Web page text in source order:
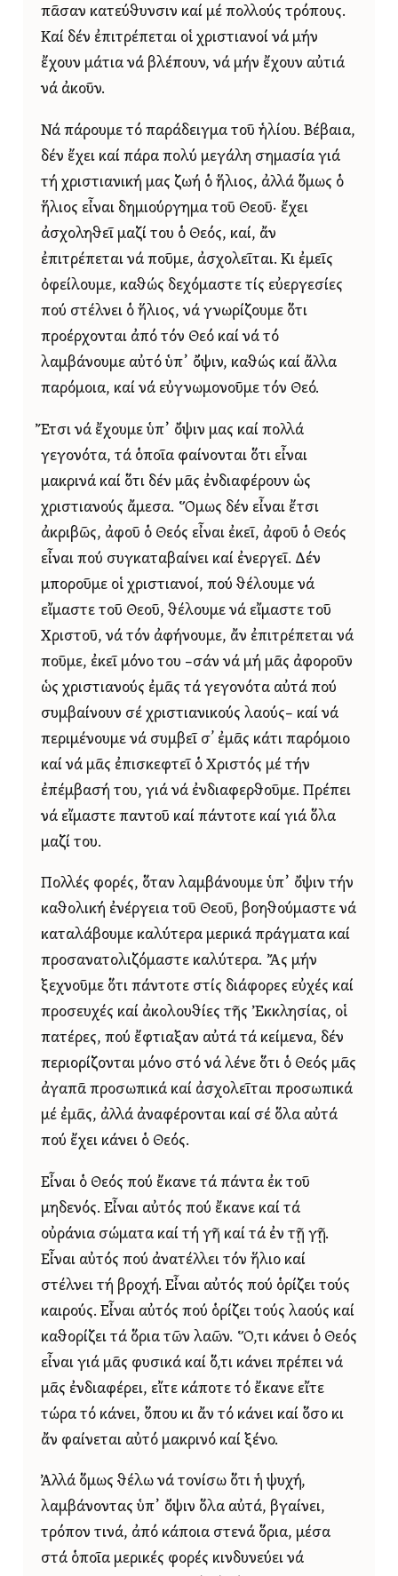
πᾶσαν κατεύθυνσιν καί μέ πολλούς τρόπους.
Καί δέν ἐπιτρέπεται οἱ χριστιανοί νά μήν
ἔχουν μάτια νά βλέπουν, νά μήν ἔχουν αὐτιά
νά ἀκοῦν.
Νά πάρουμε τό παράδειγμα τοῦ ἡλίου. Βέβαια,
δέν ἔχει καί πάρα πολύ μεγάλη σημασία γιά
τή χριστιανική μας ζωή ὁ ἥλιος, ἀλλά ὅμως ὁ
ἥλιος εἶναι δημιούργημα τοῦ Θεοῦ· ἔχει
ἀσχοληθεῖ μαζί του ὁ Θεός, καί, ἄν
ἐπιτρέπεται νά ποῦμε, ἀσχολεῖται. Κι ἐμεῖς
ὀφείλουμε, καθώς δεχόμαστε τίς εὐεργεσίες
πού στέλνει ὁ ἥλιος, νά γνωρίζουμε ὅτι
προέρχονται ἀπό τόν Θεό καί νά τό
λαμβάνουμε αὐτό ὑπ᾿ ὄψιν, καθώς καί ἄλλα
παρόμοια, καί νά εὐγνωμονοῦμε τόν Θεό.
Ἔτσι νά ἔχουμε ὑπ᾿ ὄψιν μας καί πολλά
γεγονότα, τά ὁποῖα φαίνονται ὅτι εἶναι
μακρινά καί ὅτι δέν μᾶς ἐνδιαφέρουν ὡς
χριστιανούς ἄμεσα. Ὅμως δέν εἶναι ἔτσι
ἀκριβῶς, ἀφοῦ ὁ Θεός εἶναι ἐκεῖ, ἀφοῦ ὁ Θεός
εἶναι πού συγκαταβαίνει καί ἐνεργεῖ. Δέν
μποροῦμε οἱ χριστιανοί, πού θέλουμε νά
εἴμαστε τοῦ Θεοῦ, θέλουμε νά εἴμαστε τοῦ
Χριστοῦ, νά τόν ἀφήνουμε, ἄν ἐπιτρέπεται νά
ποῦμε, ἐκεῖ μόνο του –σάν νά μή μᾶς ἀφοροῦν
ὡς χριστιανούς ἐμᾶς τά γεγονότα αὐτά πού
συμβαίνουν σέ χριστιανικούς λαούς– καί νά
περιμένουμε νά συμβεῖ σ’ ἐμᾶς κάτι παρόμοιο
καί νά μᾶς ἐπισκεφτεῖ ὁ Χριστός μέ τήν
ἐπέμβασή του, γιά νά ἐνδιαφερθοῦμε. Πρέπει
νά εἴμαστε παντοῦ καί πάντοτε καί γιά ὅλα
μαζί του.
Πολλές φορές, ὅταν λαμβάνουμε ὑπ᾿ ὄψιν τήν
καθολική ἐνέργεια τοῦ Θεοῦ, βοηθούμαστε νά
καταλάβουμε καλύτερα μερικά πράγματα καί
προσανατολιζόμαστε καλύτερα. Ἄς μήν
ξεχνοῦμε ὅτι πάντοτε στίς διάφορες εὐχές καί
προσευχές καί ἀκολουθίες τῆς Ἐκκλησίας, οἱ
πατέρες, πού ἔφτιαξαν αὐτά τά κείμενα, δέν
περιορίζονται μόνο στό νά λένε ὅτι ὁ Θεός μᾶς
ἀγαπᾶ προσωπικά καί ἀσχολεῖται προσωπικά
μέ ἐμᾶς, ἀλλά ἀναφέρονται καί σέ ὅλα αὐτά
πού ἔχει κάνει ὁ Θεός.
Εἶναι ὁ Θεός πού ἔκανε τά πάντα ἐκ τοῦ
μηδενός. Εἶναι αὐτός πού ἔκανε καί τά
οὐράνια σώματα καί τή γῆ καί τά ἐν τῇ γῇ.
Εἶναι αὐτός πού ἀνατέλλει τόν ἥλιο καί
στέλνει τή βροχή. Εἶναι αὐτός πού ὁρίζει τούς
καιρούς. Εἶναι αὐτός πού ὁρίζει τούς λαούς καί
καθορίζει τά ὅρια τῶν λαῶν. Ὅ,τι κάνει ὁ Θεός
εἶναι γιά μᾶς φυσικά καί ὅ,τι κάνει πρέπει νά
μᾶς ἐνδιαφέρει, εἴτε κάποτε τό ἔκανε εἴτε
τώρα τό κάνει, ὅπου κι ἄν τό κάνει καί ὅσο κι
ἄν φαίνεται αὐτό μακρινό καί ξένο.
Ἀλλά ὅμως θέλω νά τονίσω ὅτι ἡ ψυχή,
λαμβάνοντας ὑπ᾿ ὄψιν ὅλα αὐτά, βγαίνει,
τρόπον τινά, ἀπό κάποια στενά ὅρια, μέσα
στά ὁποῖα μερικές φορές κινδυνεύει νά